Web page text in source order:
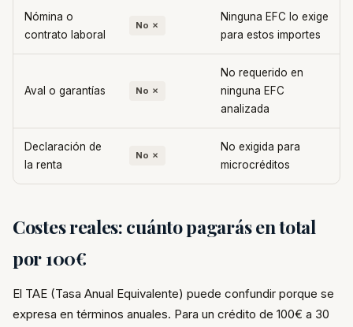
Nómina o
contrato laboral
No ✗
Ninguna EFC lo exige
para estos importes
Aval o garantías No ✗
No requerido en
ninguna EFC
analizada
Declaración de
la renta
No ✗
No exigida para
microcréditos
Costes reales: cuánto pagarás en total
por 100€
El TAE (Tasa Anual Equivalente) puede confundir porque se
expresa en términos anuales. Para un crédito de 100€ a 30